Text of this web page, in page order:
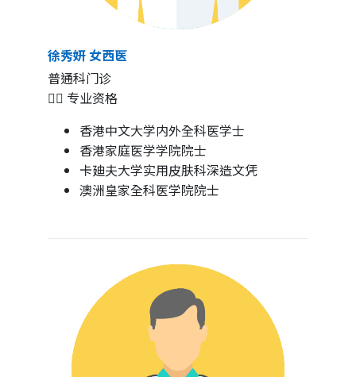
徐秀妍 女西医
普通科门诊
👩‍⚕️ 专业资格
香港中文大学内外全科医学士
香港家庭医学学院院士
卡廸夫大学实用皮肤科深造文凭
澳洲皇家全科医学院院士